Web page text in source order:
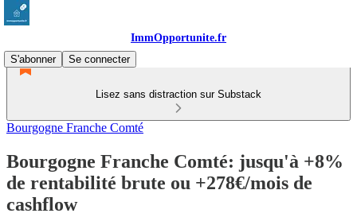
ImmOpportunite.fr
S'abonner
Se connecter
Lisez sans distraction sur Substack
Bourgogne Franche Comté
Bourgogne Franche Comté: jusqu'à +8%
de rentabilité brute ou +278€/mois de
cashflow